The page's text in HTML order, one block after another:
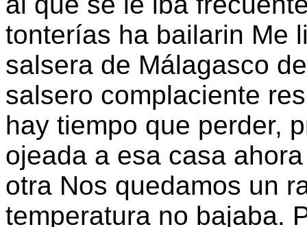
tonterías ha bailarin Me
salsera de Málagasco
salsero complaciente
hay tiempo que perder,
ojeada a esa casa
otra Nos quedamos un
temperatura no bajaba.